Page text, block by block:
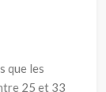
que les
25 et 33